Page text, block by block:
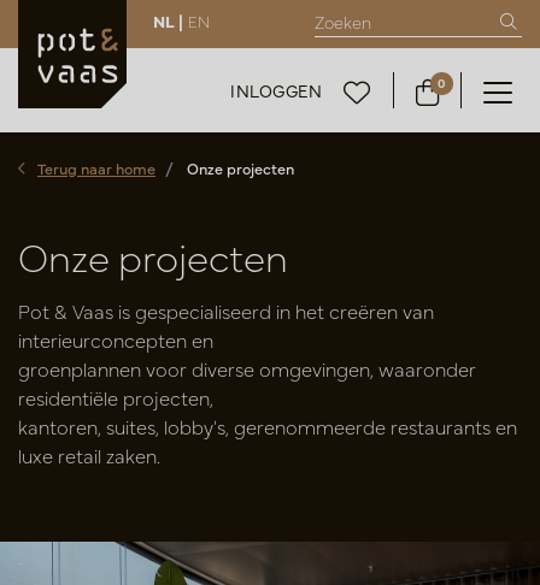
NL | EN
INLOGGEN 0
Terug naar home Onze projecten
Onze projecten
Pot & Vaas is gespecialiseerd in het creëren van
interieurconcepten en
groenplannen voor diverse omgevingen, waaronder
residentiële projecten,
kantoren, suites, lobby's, gerenommeerde restaurants en
luxe retail zaken.